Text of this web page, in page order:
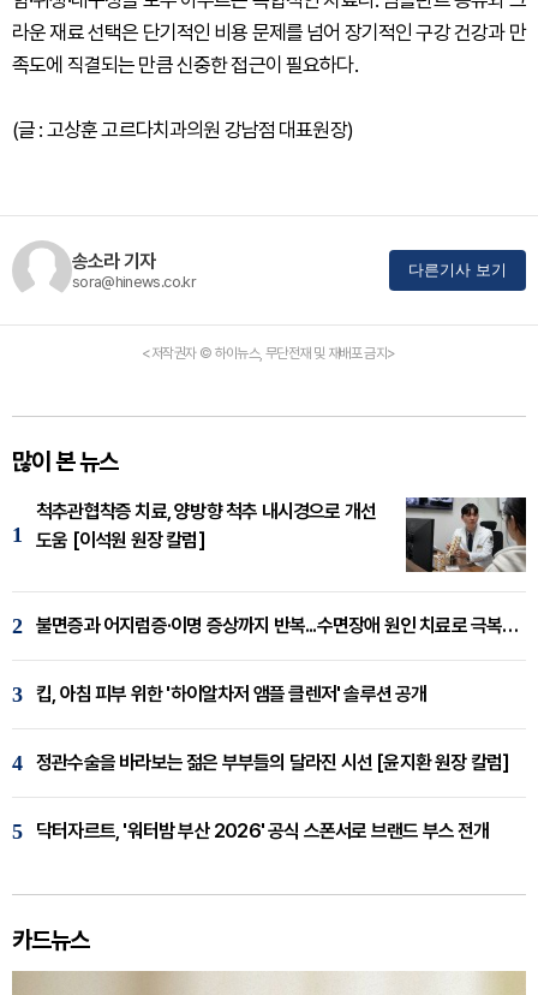
라운 재료 선택은 단기적인 비용 문제를 넘어 장기적인 구강 건강과 만
족도에 직결되는 만큼 신중한 접근이 필요하다.
(글 : 고상훈 고르다치과의원 강남점 대표원장)
송소라 기자
sora@hinews.co.kr
다른기사 보기
<저작권자 © 하이뉴스, 무단전재 및 재배포 금지>
많이 본 뉴스
1
척추관협착증 치료, 양방향 척추 내시경으로 개선
도움 [이석원 원장 칼럼]
2 불면증과 어지럼증·이명 증상까지 반복...수면장애 원인 치료로 극복해야
3 킵, 아침 피부 위한 '하이알차저 앰플 클렌저' 솔루션 공개
4 정관수술을 바라보는 젊은 부부들의 달라진 시선 [윤지환 원장 칼럼]
5 닥터자르트, '워터밤 부산 2026' 공식 스폰서로 브랜드 부스 전개
카드뉴스